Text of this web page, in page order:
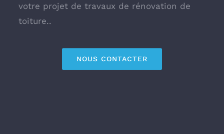
votre projet de travaux de rénovation de
toiture..
NOUS CONTACTER